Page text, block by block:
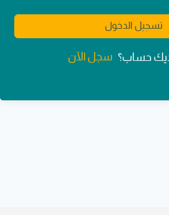
تسجيل الدخول
حساب؟ سجل الآن